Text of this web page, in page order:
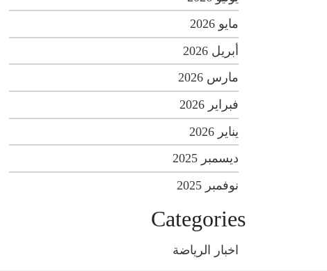
مايو 2026
أبريل 2026
مارس 2026
فبراير 2026
يناير 2026
ديسمبر 2025
نوفمبر 2025
Categories
اخبار الرياضة